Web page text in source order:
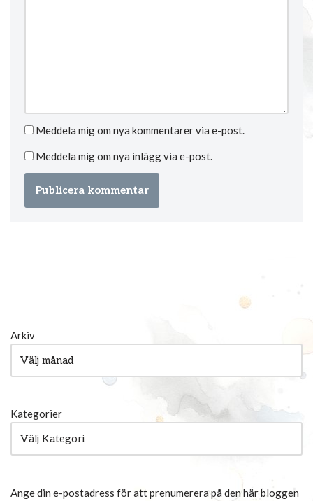
Meddela mig om nya kommentarer via e-post.
Meddela mig om nya inlägg via e-post.
Arkiv
Kategorier
Ange din e-postadress för att prenumerera på den här bloggen